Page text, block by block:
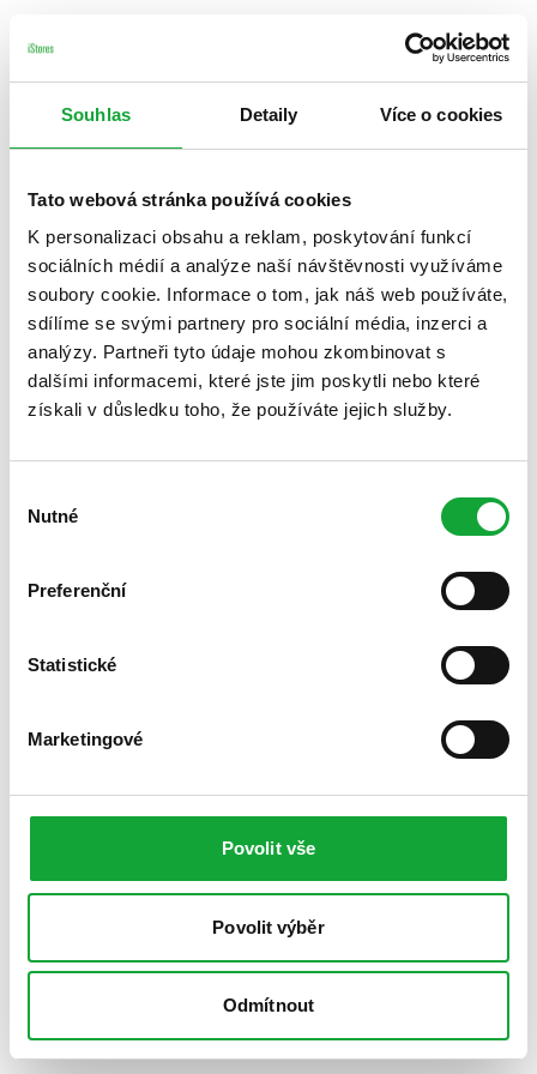
Souhlas Detaily Více o cookies
Tato webová stránka používá cookies
K personalizaci obsahu a reklam, poskytování funkcí
sociálních médií a analýze naší návštěvnosti využíváme
soubory cookie. Informace o tom, jak náš web používáte,
sdílíme se svými partnery pro sociální média, inzerci a
analýzy. Partneři tyto údaje mohou zkombinovat s
dalšími informacemi, které jste jim poskytli nebo které
získali v důsledku toho, že používáte jejich služby.
souhlasu
Nutné
Preferenční
Statistické
Marketingové
Povolit vše
Povolit výběr
Odmítnout